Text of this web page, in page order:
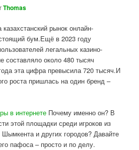
Thomas
рынок онлайн-
бум.Ещё в 2023 году
легальных казино-
составляло около 480 тысяч
эта цифра превысила 720 тысяч.И
роста пришлась на один бренд –
в интернете Почему именно он? В
этой площадки среди игроков из
и других городов? Давайте
пафоса – просто и по делу.